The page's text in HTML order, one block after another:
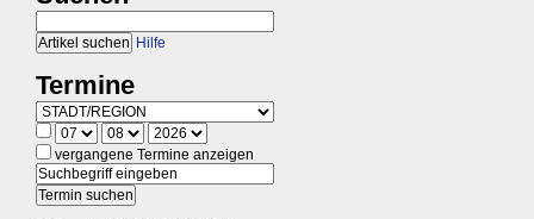
Hilfe
Termine
vergangene Termine anzeigen